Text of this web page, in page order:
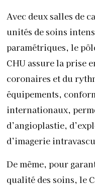
Avec deux salles de
unités de soins
paramétriques, le
CHU assure la prise
coronaires et du
équipements,
internationaux,
d’angioplastie,
d’imagerie
De même, pour
qualité des soins, le